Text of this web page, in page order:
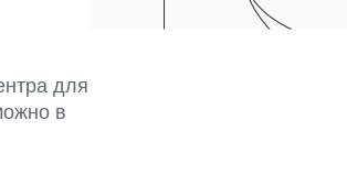
для
в